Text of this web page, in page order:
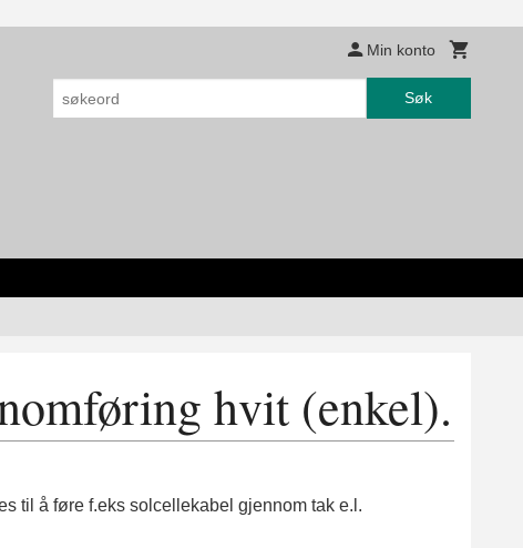
Min konto
Søk
hvit (enkel).
til å føre f.eks solcellekabel gjennom tak e.l.